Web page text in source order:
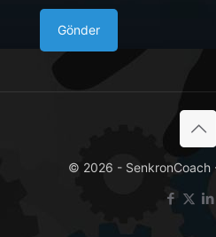
© 2026 - SenkronCoach -